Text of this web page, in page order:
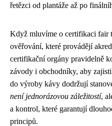
řetězci od plantáže až po
Když mluvíme o certifikaci fair
ověřování, které provádějí
certifikační orgány pravidelně
závody i obchodníky, aby
do výroby kávy dodržují
není jednorázovou záležitostí,
a kontrol, které garantují
principů.